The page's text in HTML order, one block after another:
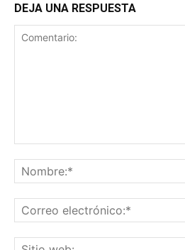
DEJA UNA RESPUESTA